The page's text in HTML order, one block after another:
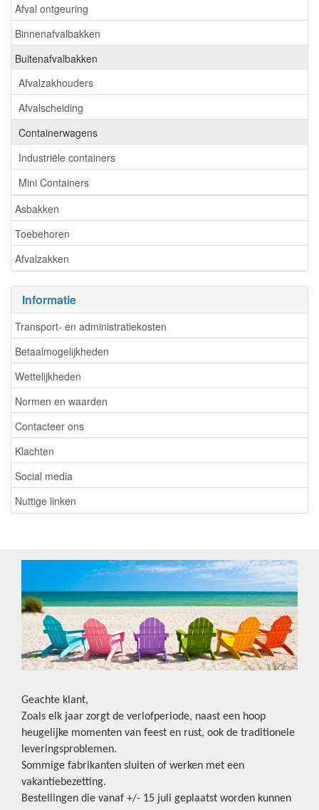
Afval ontgeuring
Binnenafvalbakken
Buitenafvalbakken
Afvalzakhouders
Afvalscheiding
Containerwagens
Industriële containers
Mini Containers
Asbakken
Toebehoren
Afvalzakken
Informatie
Transport- en administratiekosten
Betaalmogelijkheden
Wettelijkheden
Normen en waarden
Contacteer ons
Klachten
Social media
Nuttige linken
Geachte klant,
Zoals elk jaar zorgt de verlofperiode, naast een hoop
heugelijke momenten van feest en rust, ook de traditionele
leveringsproblemen.
Sommige fabrikanten sluiten of werken met een
vakantiebezetting.
Bestellingen die vanaf +/- 15 juli geplaatst worden kunnen